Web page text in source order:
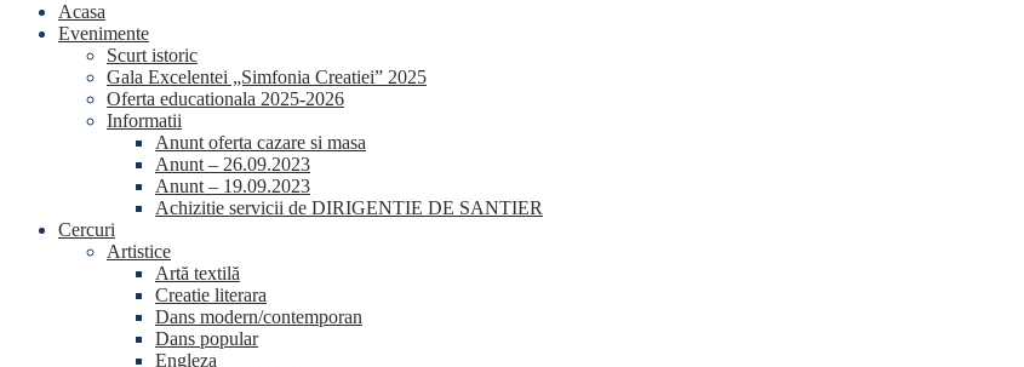
Acasa
Evenimente
Scurt istoric
Gala Excelentei „Simfonia Creatiei” 2025
Oferta educationala 2025-2026
Informatii
Anunt oferta cazare si masa
Anunt – 26.09.2023
Anunt – 19.09.2023
Achizitie servicii de DIRIGENTIE DE SANTIER
Cercuri
Artistice
Artă textilă
Creatie literara
Dans modern/contemporan
Dans popular
Engleza